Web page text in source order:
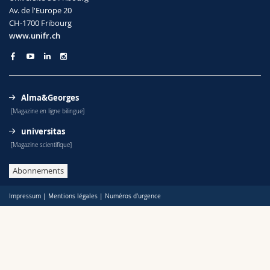
Sciences et médecine
Interfacultaire
Collaborateurs
Doctorants
Webmail
Programme des cours
MyUnifr
Av. de l'Europe 20
CH-1700 Fribourg
www.unifr.ch
Alma&Georges
[Magazine en ligne bilingue]
universitas
[Magazine scientifique]
Abonnements
Impressum | Mentions légales | Numéros d'urgence